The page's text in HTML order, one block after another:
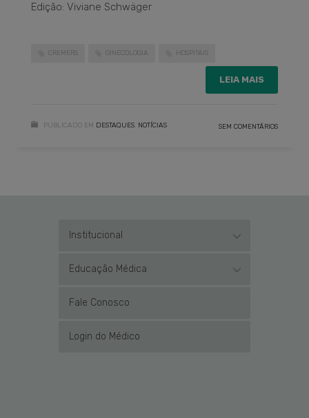
Edição: Viviane Schwäger
CREMERS GINECOLOGIA HOSPITAIS
LEIA MAIS
PUBLICADO EM DESTAQUES NOTÍCIAS SEM COMENTÁRIOS
Institucional
Educação Médica
Fale Conosco
Login do Médico